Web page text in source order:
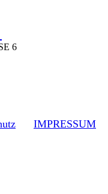
6
IMPRESSUM